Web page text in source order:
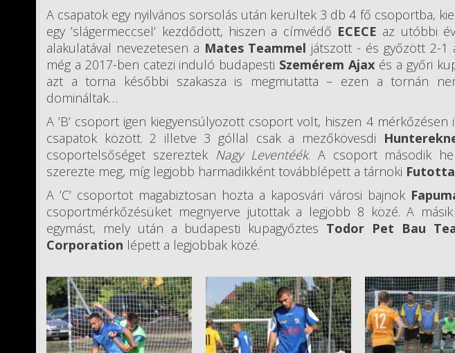
A csapatok egy nyilvános sorsolás után kerültek 3 db 4 fő csoportba,
egy ’slágermeccsel’ kezdődött, hiszen a címvédő ECECE az utóbbi
alakulatával nevezetesen a Mates Teammel játszott - és győzött 2-1
még a 2017-ben catezi induló budapesti Szemérem Ajax és a győri
azt a torna későbbi szakasza is megmutatta – ezen a tornán
domináltak…
A ’B’ csoport igen kiegyensúlyozott csoport volt, hiszen 4
csapatok között. 2 illetve 3 góllal csak a mezőkövesdi
csoportelsőséget szereztek Nagy Leventéék. A csoport második
szerezte meg, míg legjobb harmadikként továbblépett a tárnoki
A ’C’ csoportot magabiztosan hozta a kaposvári városi bajnok
csoportmérkőzésüket megnyerve jutottak a legjobb 8 közé. A
egymást, mely után a budapesti kupagyőztes Todor Pet Bau
Corporation lépett a legjobbak közé.